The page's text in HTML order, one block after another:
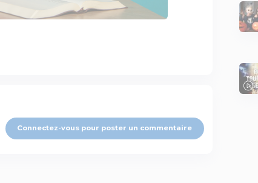
Connectez-vous pour poster un commentaire